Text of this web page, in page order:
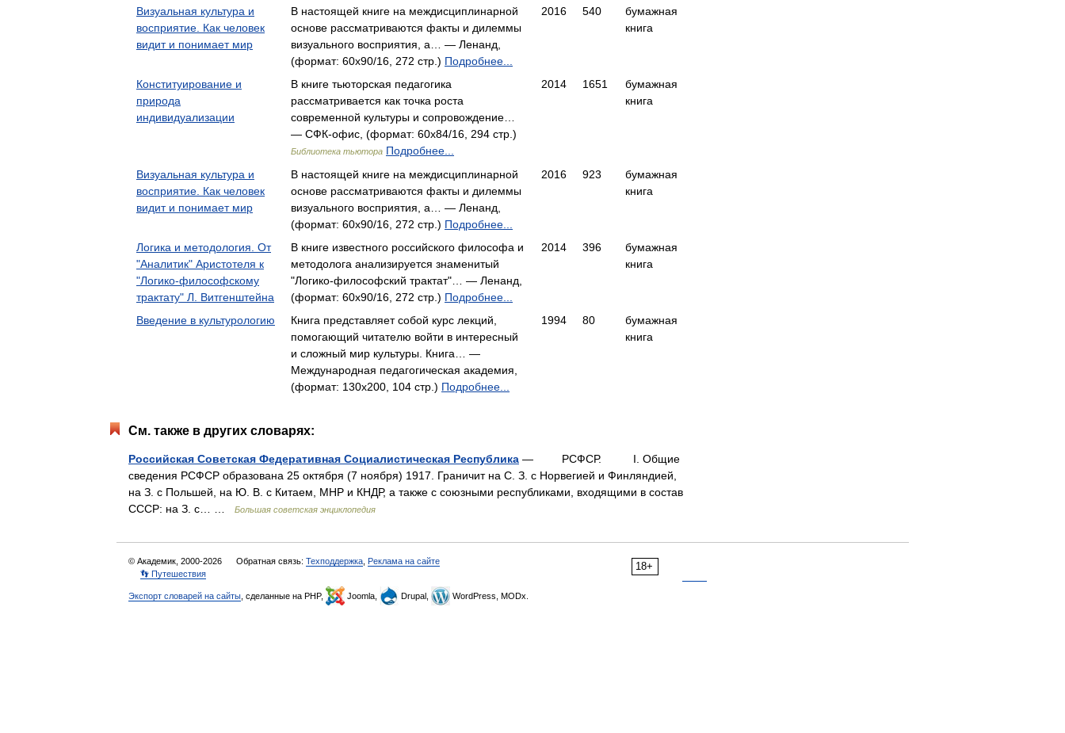
Визуальная культура и
восприятие. Как человек
видит и понимает мир
В настоящей книге на междисциплинарной
основе рассматриваются факты и дилеммы
визуального восприятия, а… — Ленанд,
(формат: 60x90/16, 272 стр.) Подробнее...
2016 540
бумажная
книга
Конституирование и
природа
индивидуализации
В книге тьюторская педагогика
рассматривается как точка роста
современной культуры и сопровождение…
— СФК-офис, (формат: 60x84/16, 294 стр.)
Библиотека тьютора Подробнее...
2014 1651
бумажная
книга
Визуальная культура и
восприятие. Как человек
видит и понимает мир
В настоящей книге на междисциплинарной
основе рассматриваются факты и дилеммы
визуального восприятия, а… — Ленанд,
(формат: 60x90/16, 272 стр.) Подробнее...
2016 923
бумажная
книга
Логика и методология. От
"Аналитик" Аристотеля к
"Логико-философскому
трактату" Л. Витгенштейна
В книге известного российского философа и
методолога анализируется знаменитый
"Логико-философский трактат"… — Ленанд,
(формат: 60x90/16, 272 стр.) Подробнее...
2014 396
бумажная
книга
Введение в культурологию
Книга представляет собой курс лекций,
помогающий читателю войти в интересный
и сложный мир культуры. Книга… —
Международная педагогическая академия,
(формат: 130x200, 104 стр.) Подробнее...
1994 80
бумажная
книга
См. также в других словарях:
Российская Советская Федеративная Социалистическая Республика — РСФСР. I. Общие
сведения РСФСР образована 25 октября (7 ноября) 1917. Граничит на С. З. с Норвегией и Финляндией,
на З. с Польшей, на Ю. В. с Китаем, МНР и КНДР, а также с союзными республиками, входящими в состав
СССР: на З. с… …
Большая советская энциклопедия
18+
© Академик, 2000-2026 Обратная связь: Техподдержка Реклама на сайте
👣 Путешествия
Экспорт словарей на сайты , сделанные на PHP, Joomla, Drupal, WordPress, MODx.